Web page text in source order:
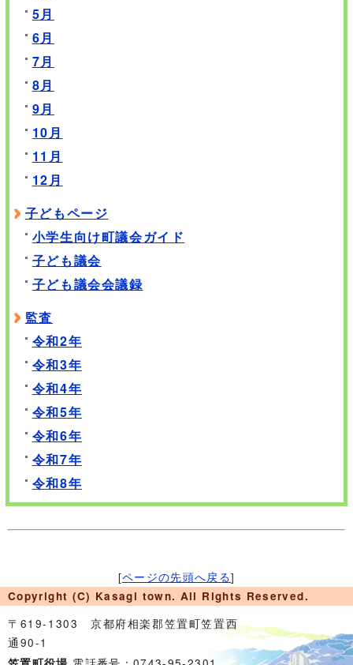
5月
6月
7月
8月
9月
10月
11月
12月
子どもページ
小学生向け町議会ガイド
子ども議会
子ども議会会議録
監査
令和2年
令和3年
令和4年
令和5年
令和6年
令和7年
令和8年
[ページの先頭へ戻る]
Copyright (C) Kasagi town. All Rights Reserved.
〒619-1303 京都府相楽郡笠置町笠置西
通90-1